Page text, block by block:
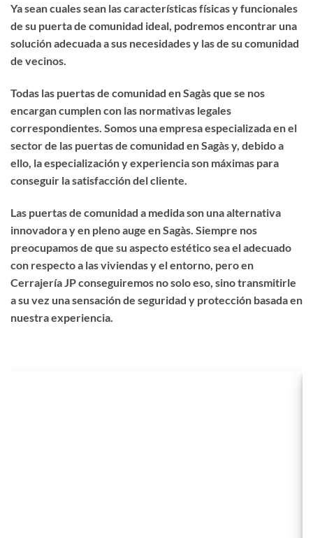
Ya sean cuales sean las características físicas y funcionales
de su puerta de comunidad ideal, podremos encontrar una
solución adecuada a sus necesidades y las de su comunidad
de vecinos.
Todas las puertas de comunidad en Sagàs que se nos
encargan cumplen con las normativas legales
correspondientes. Somos una empresa especializada en el
sector de las puertas de comunidad en Sagàs y, debido a
ello, la especialización y experiencia son máximas para
conseguir la satisfacción del cliente.
Las puertas de comunidad a medida son una alternativa
innovadora y en pleno auge en Sagàs. Siempre nos
preocupamos de que su aspecto estético sea el adecuado
con respecto a las viviendas y el entorno, pero en
Cerrajería JP conseguiremos no solo eso, sino transmitirle
a su vez una sensación de seguridad y protección basada en
nuestra experiencia.